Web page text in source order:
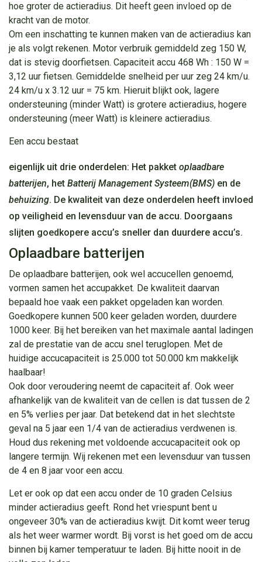
hoe groter de actieradius. Dit heeft geen invloed op de
kracht van de motor.
Om een inschatting te kunnen maken van de actieradius kan
je als volgt rekenen. Motor verbruik gemiddeld zeg 150 W,
dat is stevig doorfietsen. Capaciteit accu 468 Wh : 150 W =
3,12 uur fietsen. Gemiddelde snelheid per uur zeg 24 km/u.
24 km/u x 3.12 uur = 75 km. Hieruit blijkt ook, lagere
ondersteuning (minder Watt) is grotere actieradius, hogere
ondersteuning (meer Watt) is kleinere actieradius.
Een accu bestaat
eigenlijk uit drie onderdelen: Het pakket oplaadbare
batterijen, het Batterij Management Systeem(BMS) en de
behuizing. De kwaliteit van deze onderdelen heeft invloed
op veiligheid en levensduur van de accu. Doorgaans
slijten goedkopere accu’s sneller dan duurdere accu’s.
Oplaadbare batterijen
De oplaadbare batterijen, ook wel accucellen genoemd,
vormen samen het accupakket. De kwaliteit daarvan
bepaald hoe vaak een pakket opgeladen kan worden.
Goedkopere kunnen 500 keer geladen worden, duurdere
1000 keer. Bij het bereiken van het maximale aantal ladingen
zal de prestatie van de accu snel teruglopen. Met de
huidige accucapaciteit is 25.000 tot 50.000 km makkelijk
haalbaar!
Ook door veroudering neemt de capaciteit af. Ook weer
afhankelijk van de kwaliteit van de cellen is dat tussen de 2
en 5% verlies per jaar. Dat betekend dat in het slechtste
geval na 5 jaar een 1/4 van de actieradius verdwenen is.
Houd dus rekening met voldoende accucapaciteit ook op
langere termijn. Wij rekenen met een levensduur van tussen
de 4 en 8 jaar voor een accu.
Let er ook op dat een accu onder de 10 graden Celsius
minder actieradius geeft. Rond het vriespunt bent u
ongeveer 30% van de actieradius kwijt. Dit komt weer terug
als het weer warmer wordt. Bij vorst is het goed om de accu
binnen bij kamer temperatuur te laden. Bij hitte nooit in de